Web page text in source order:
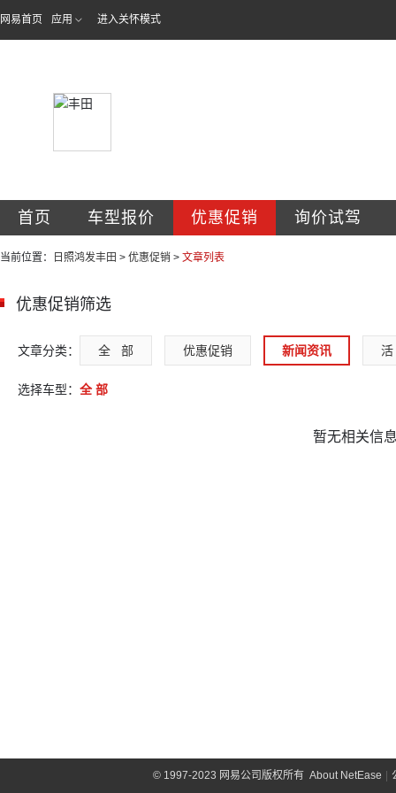
网易首页 应用 进入关怀模式
首页 车型报价 优惠促销 询价试驾
当前位置： 日照鸿发丰田 > 优惠促销 > 文章列表
优惠促销筛选
文章分类： 全   部 优惠促销 新闻资讯 活
选择车型： 全 部
暂无相关信
©1997-2023 网易公司版权所有 About NetEase